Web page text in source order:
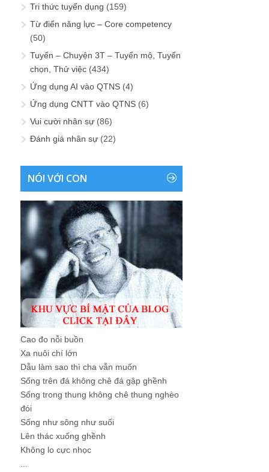
Tri thức tuyển dụng (159)
Từ điển năng lực – Core competency
(50)
Tuyển – Chuyện 3T – Tuyển mộ, Tuyển
chọn, Thử việc (434)
Ứng dụng AI vào QTNS (4)
Ứng dụng CNTT vào QTNS (6)
Vui cười nhân sự (86)
Đánh giá nhân sự (22)
NÓI VỚI CON
Cao đo nỗi buồn
Xa nuôi chí lớn
Dẫu làm sao thì cha vẫn muốn
Sống trên đá không chê đá gập ghềnh
Sống trong thung không chê thung nghèo
đói
Sống như sông như suối
Lên thác xuống ghềnh
Không lo cực nhọc
...